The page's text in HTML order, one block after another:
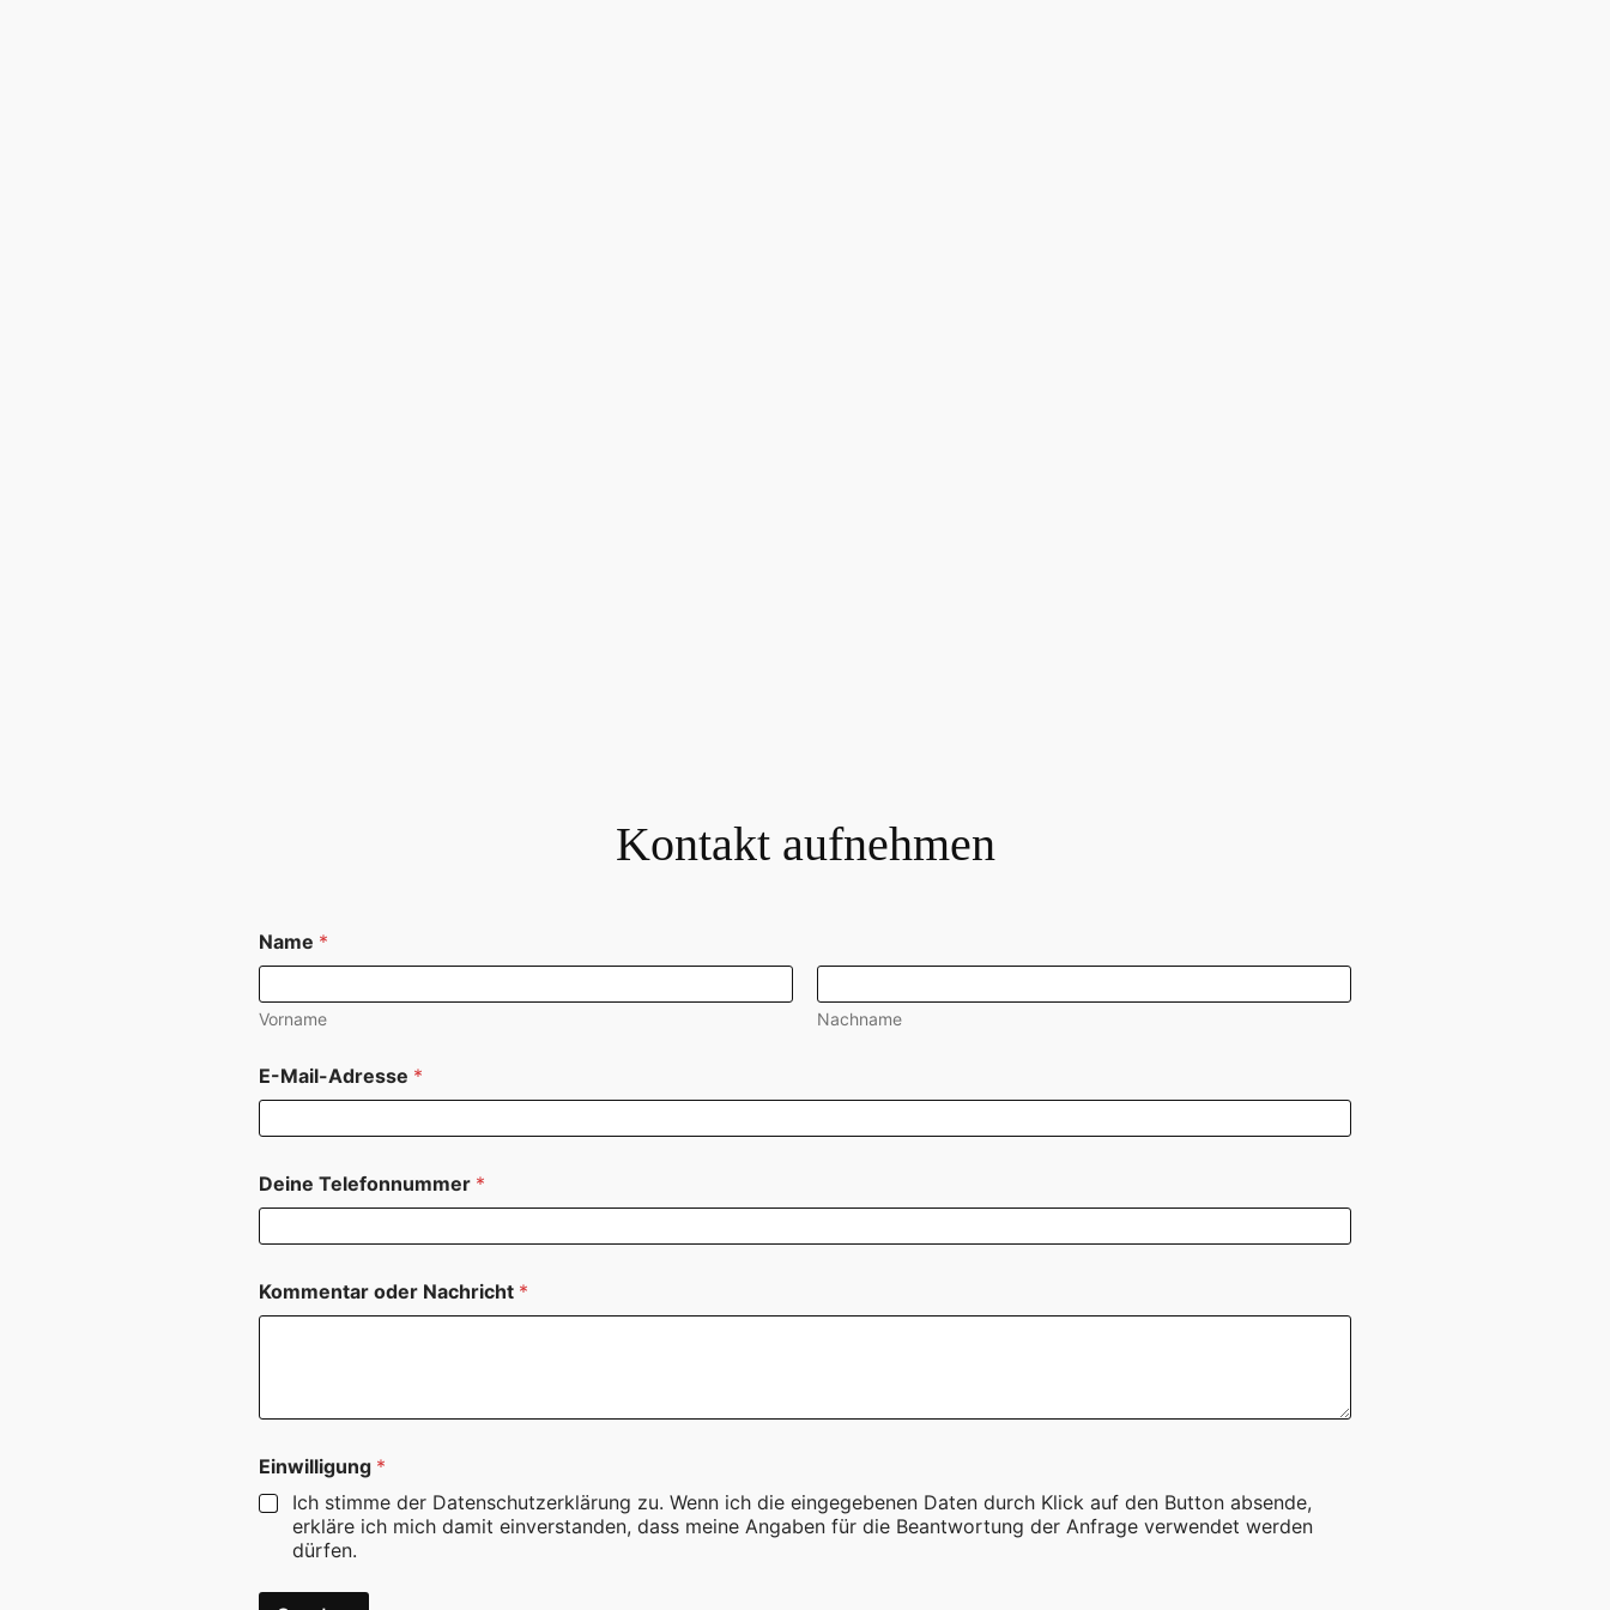
Kontakt aufnehmen
Name *
Vorname Nachname
E-Mail-Adresse *
a
c
i
c
h
l
f
n
m
Deine Telefonnummer *
Kommentar oder Nachricht *
Einwilligung *
Ich stimme der Datenschutzerklärung zu. Wenn ich die eingegebenen Daten durch Klick auf den Button absende,
erkläre ich mich damit einverstanden, dass meine Angaben für die Beantwortung der Anfrage verwendet werden
dürfen.